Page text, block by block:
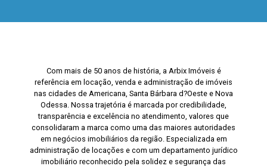
Com mais de 50 anos de história, a Arbix Imóveis é
referência em locação, venda e administração de imóveis
nas cidades de Americana, Santa Bárbara d?Oeste e Nova
Odessa. Nossa trajetória é marcada por credibilidade,
transparência e excelência no atendimento, valores que
consolidaram a marca como uma das maiores autoridades
em negócios imobiliários da região. Especializada em
administração de locações e com um departamento jurídico
imobiliário reconhecido pela solidez e segurança das